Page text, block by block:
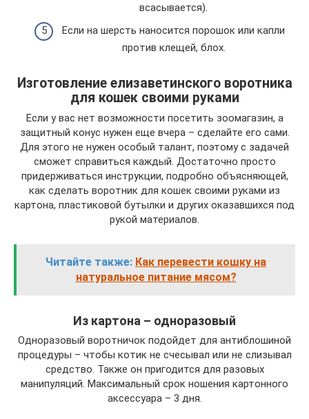
всасывается).
Если на шерсть наносится порошок или капли
против клещей, блох.
Изготовление елизаветинского воротника
для кошек своими руками
Если у вас нет возможности посетить зоомагазин, а
защитный конус нужен еще вчера – сделайте его сами.
Для этого не нужен особый талант, поэтому с задачей
сможет справиться каждый. Достаточно просто
придерживаться инструкции, подробно объясняющей,
как сделать воротник для кошек своими руками из
картона, пластиковой бутылки и других оказавшихся под
рукой материалов.
Читайте также: Как перевести кошку на
натуральное питание мясом?
Из картона – одноразовый
Одноразовый воротничок подойдет для антиблошиной
процедуры – чтобы котик не счесывал или не слизывал
средство. Также он пригодится для разовых
манипуляций. Максимальный срок ношения картонного
аксессуара – 3 дня.